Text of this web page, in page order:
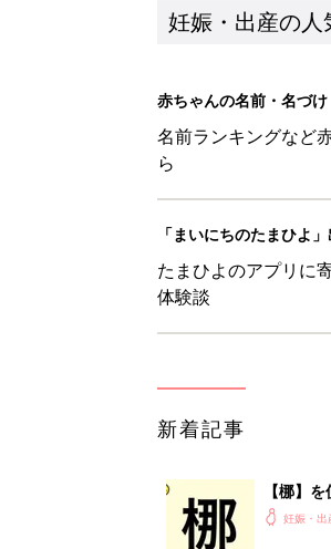
妊娠・出産の人
赤ちゃんの名前・名づけ
名前ランキングなど
ら
「まいにちのたまひよ
たまひよのアプリに
体験談
新着記事
【梛】
妊娠・出